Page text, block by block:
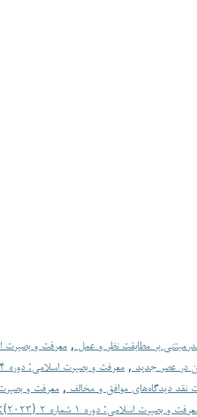
بر مطابقت نظر و عمل , معرفت و بصیرت اسلامی: دوره ۲
در عصر جدید , معرفت و بصیرت اسلامی: دوره ۴ شماره ۱ (۱۴۰۵): بهار ۱۴۰۵
نقد دیدگاه‌های موافق و مخالف , معرفت و
و بصیرت اسلامی: دوره ۱ شماره ۲ (۲۰۲۳): پیاپی ۲